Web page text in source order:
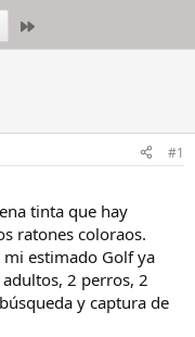
#1
tinta que hay
ratones coloraos.
estimado Golf ya
2 perros, 2
y captura de